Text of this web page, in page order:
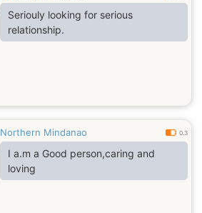
Seriouly looking for serious
relationship.
Northern Mindanao 0.3
I a.m a Good person,caring and
loving